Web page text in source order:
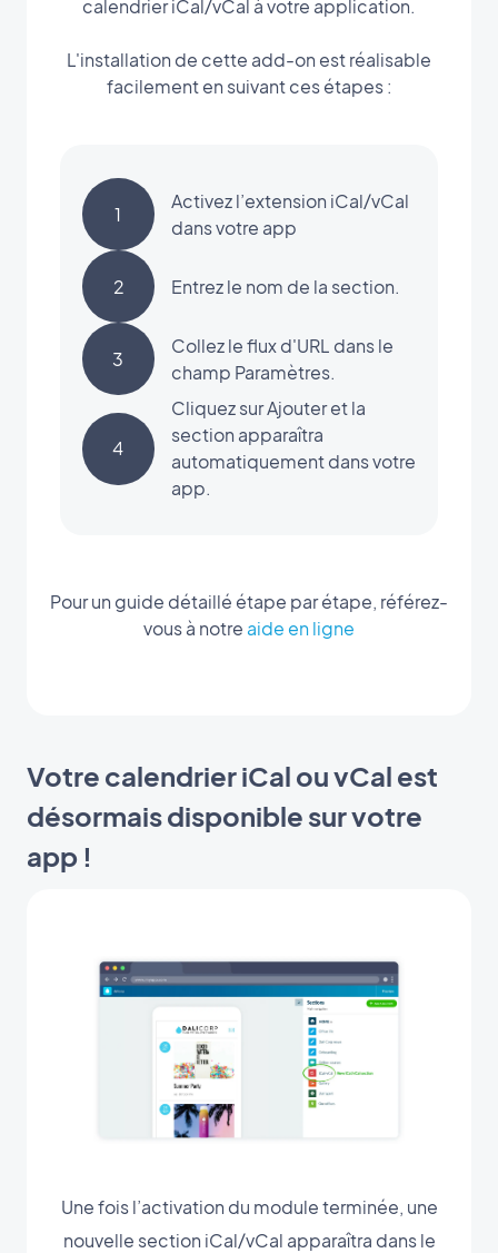
calendrier iCal/vCal à votre application.
L'installation de cette add-on est réalisable
facilement en suivant ces étapes :
1
Activez l’extension iCal/vCal
dans votre app
2 Entrez le nom de la section.
3
Collez le flux d'URL dans le
champ Paramètres.
4
Cliquez sur Ajouter et la
section apparaîtra
automatiquement dans votre
app.
Pour un guide détaillé étape par étape, référez-
vous à notre aide en ligne
Votre calendrier iCal ou vCal est
désormais disponible sur votre
app !
Une fois l’activation du module terminée, une
nouvelle section iCal/vCal apparaîtra dans le